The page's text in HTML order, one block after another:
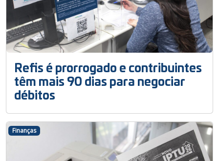
Refis é prorrogado e contribuintes
têm mais 90 dias para negociar
débitos
Finanças